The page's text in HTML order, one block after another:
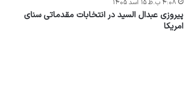
پیروزی عبدال السید در انتخابات مقدماتی سنای
امریکا
۴:۰۸ ب.ظ ۱۵ اسد ۱۴۰۵